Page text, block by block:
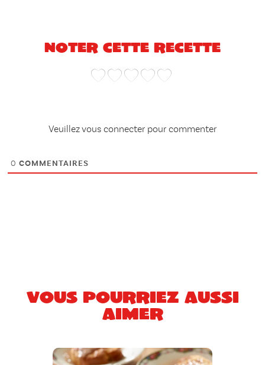
Noter cette recette
Veuillez vous connecter pour commenter
0 COMMENTAIRES
Vous pourriez aussi
aimer